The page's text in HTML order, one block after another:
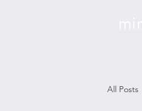
All Posts